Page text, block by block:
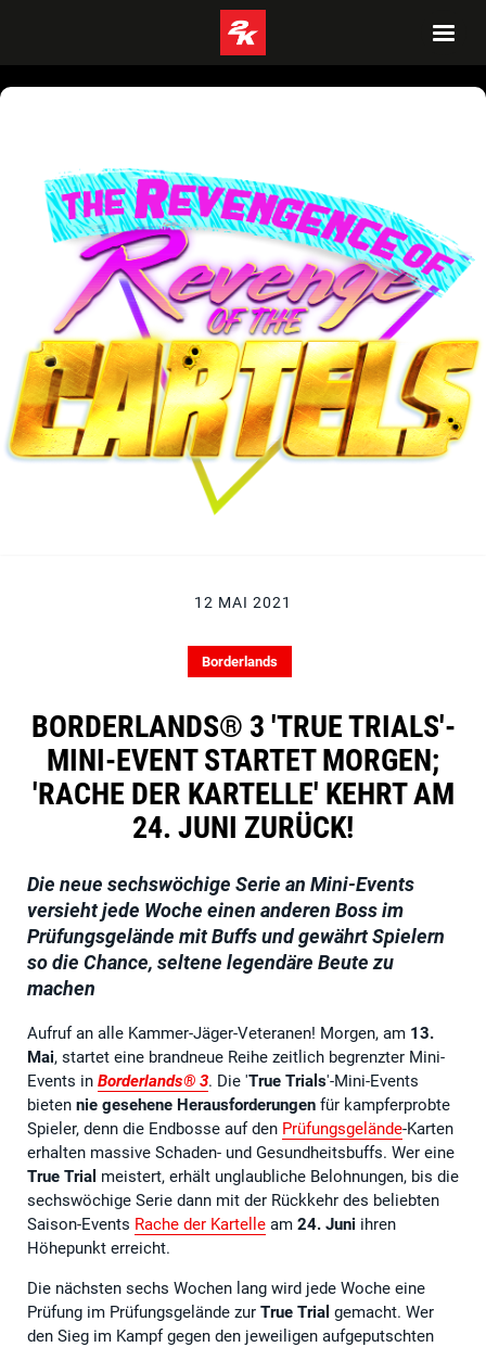
12 MAI 2021
Borderlands
BORDERLANDS® 3 'TRUE TRIALS'-
MINI-EVENT STARTET MORGEN;
'RACHE DER KARTELLE' KEHRT AM
24. JUNI ZURÜCK!
Die neue sechswöchige Serie an Mini-Events
versieht jede Woche einen anderen Boss im
Prüfungsgelände mit Buffs und gewährt Spielern
so die Chance, seltene legendäre Beute zu
machen
Aufruf an alle Kammer-Jäger-Veteranen! Morgen, am 13.
Mai, startet eine brandneue Reihe zeitlich begrenzter Mini-
Events in Borderlands® 3. Die 'True Trials'-Mini-Events
bieten nie gesehene Herausforderungen für kampferprobte
Spieler, denn die Endbosse auf den Prüfungsgelände-Karten
erhalten massive Schaden- und Gesundheitsbuffs. Wer eine
True Trial meistert, erhält unglaubliche Belohnungen, bis die
sechswöchige Serie dann mit der Rückkehr des beliebten
Saison-Events Rache der Kartelle am 24. Juni ihren
Höhepunkt erreicht.
Die nächsten sechs Wochen lang wird jede Woche eine
Prüfung im Prüfungsgelände zur True Trial gemacht. Wer
den Sieg im Kampf gegen den jeweiligen aufgeputschten